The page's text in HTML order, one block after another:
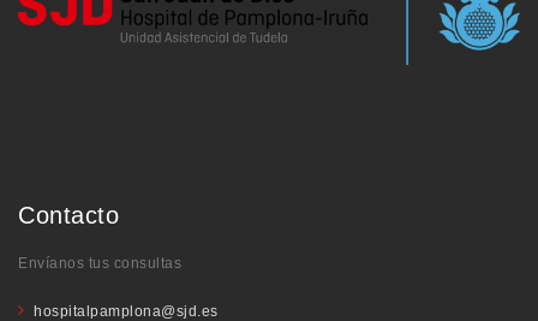
Contacto
Envíanos tus consultas
hospitalpamplona@sjd.es